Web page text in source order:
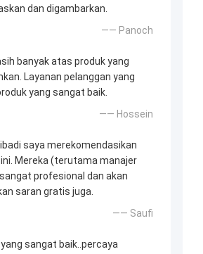
dan digambarkan.
—— Panoch
banyak atas produk yang
Layanan pelanggan yang
yang sangat baik.
—— Hossein
saya merekomendasikan
Mereka (terutama manajer
sangat profesional dan akan
saran gratis juga.
—— Saufi
sangat baik..percaya